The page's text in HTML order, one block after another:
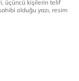
üçüncü kişilerin telif
olduğu yazı, resim